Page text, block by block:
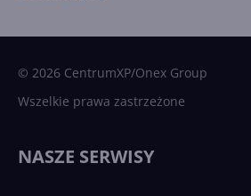
© 2026 CentrumXP/Onex Group
Wszelkie prawa zastrzeżone
NASZE SERWISY